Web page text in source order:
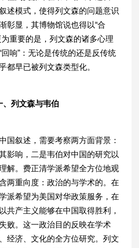
述模式，使得列文森的问题意识
彰显，其博物馆说也得以“合
重要的是，列文森的诸多心理
响”：无论是传统的还是反传统
都早已被列文森类型化。
、列文森与韦伯
叙述，需要考察两方面背景：
影响，二是韦伯对中国的研究以
解。费正清学派希望全方位地观
两重向度：政治的与学术的。在
派希望为美国对华政策服务，在
共产主义能够在中国取得胜利，
败。这一政治目的反映在学术
经济、文化的全方位研究。列文